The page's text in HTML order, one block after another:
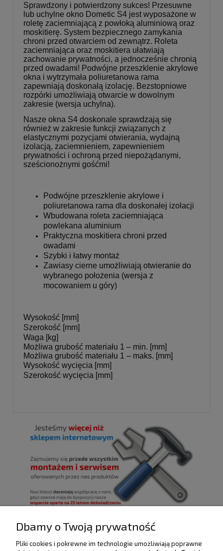
Sprawdzony i potwierdzony sukces! Przesuwne
lub uchylne okno Dometic S4 jest wyposażone w
roletę zaciemniającą z powłoką aluminiową oraz
moskitierę. System bezpiecznego zamykania
chroni przed otwarciem od zewnątrz. Roleta
zaciemniająca oraz moskitiera ułatwiają
zachowanie prywatności, a jednocześnie chronią
przed owadami! Podwójne przeszklenie akrylowe
okna i wytrzymała poliuretanowa rama
zapewniają doskonałą izolację. Bezstopniowe
rozpórki umożliwiają otwarcie w dowolnym
zakresie (wersja uchylna).
Nasze okna S4 doskonale sprawdzają się
również w zakresie funkcji związanych z
elastycznymi pozycjami otwierania, wydajną
izolacją, zaciemnieniem, zapewnieniem
prywatności i ochroną przed niepożądanymi,
sześcionożnymi gośćmi!
Podwójne przeszklenie akrylowe i
poliuretanowa rama dla doskonałej izolacji
Wbudowana roleta zaciemniająca
powlekana aluminium
Praktyczna moskitiera chroni przed
owadami
Szybki i łatwy montaż
Zawiasy cierne umożliwiają otwieranie do
wybranego położenia (wersja z
mocowaniem u góry)
Wysokość [mm]
Szerokość [mm]
Waga [kg]
Możliwa grubość materiału 1 – min. [mm]
Możliwa grubość materiału 1 – maks. [mm]
Wysokość wycięcia [mm]
Szerokość wycięcia [mm]
Dbamy o Twoją prywatność
Pliki cookies i pokrewne im technologie umożliwiają poprawne